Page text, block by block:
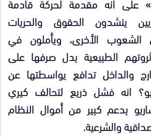
ينشدون الحقوق والحريات
الشعوب الأخرى، ويأملون في
الطبيعية بدل صرفها على
والداخل تدافع يواسطتها عن
انه فشل ذريع لتحالف كيري
بدعم كبير من أموال النظام
والشرعية.